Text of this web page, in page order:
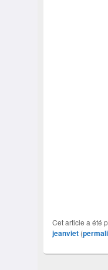
Cet article a été
jeanviet(